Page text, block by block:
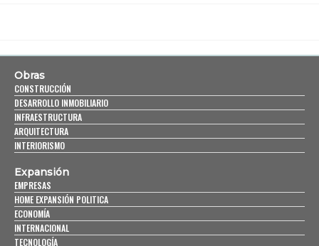
Obras
CONSTRUCCIÓN
DESARROLLO INMOBILIARIO
INFRAESTRUCTURA
ARQUITECTURA
INTERIORISMO
Expansión
EMPRESAS
HOME EXPANSIÓN POLITICA
ECONOMÍA
INTERNACIONAL
TECNOLOGÍA